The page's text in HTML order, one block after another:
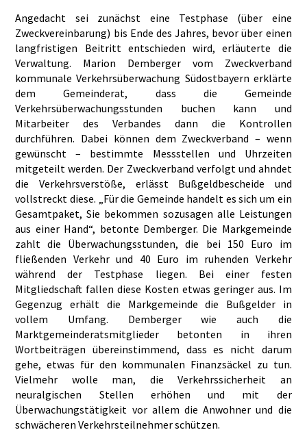
Angedacht sei zunächst eine Testphase (über eine
Zweckvereinbarung) bis Ende des Jahres, bevor über einen
langfristigen Beitritt entschieden wird, erläuterte die
Verwaltung. Marion Demberger vom Zweckverband
kommunale Verkehrsüberwachung Südostbayern erklärte
dem Gemeinderat, dass die Gemeinde
Verkehrsüberwachungsstunden buchen kann und
Mitarbeiter des Verbandes dann die Kontrollen
durchführen. Dabei können dem Zweckverband – wenn
gewünscht – bestimmte Messstellen und Uhrzeiten
mitgeteilt werden. Der Zweckverband verfolgt und ahndet
die Verkehrsverstöße, erlässt Bußgeldbescheide und
vollstreckt diese. „Für die Gemeinde handelt es sich um ein
Gesamtpaket, Sie bekommen sozusagen alle Leistungen
aus einer Hand“, betonte Demberger. Die Markgemeinde
zahlt die Überwachungsstunden, die bei 150 Euro im
fließenden Verkehr und 40 Euro im ruhenden Verkehr
während der Testphase liegen. Bei einer festen
Mitgliedschaft fallen diese Kosten etwas geringer aus. Im
Gegenzug erhält die Markgemeinde die Bußgelder in
vollem Umfang. Demberger wie auch die
Marktgemeinderatsmitglieder betonten in ihren
Wortbeiträgen übereinstimmend, dass es nicht darum
gehe, etwas für den kommunalen Finanzsäckel zu tun.
Vielmehr wolle man, die Verkehrssicherheit an
neuralgischen Stellen erhöhen und mit der
Überwachungstätigkeit vor allem die Anwohner und die
schwächeren Verkehrsteilnehmer schützen.